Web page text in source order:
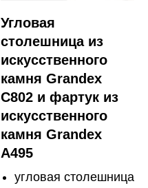
Угловая
столешница из
искусственного
камня Grandex
C802 и фартук из
искусственного
камня Grandex
A495
угловая столешница